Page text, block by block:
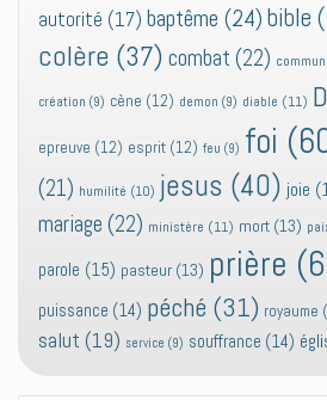
autorité (17) baptême (24) bible
colère (37) combat (22)
création (9) cène (12) demon (9) diable (11)
epreuve (12) esprit (12) feu (9) foi
(21) humilité (10) jesus (40) joie
mariage (22) ministère (11) mort (13)
parole (15) pasteur (13) prière
puissance (14) péché (31) royaume
salut (19) service (9) souffrance (14)